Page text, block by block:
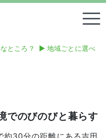
ところ？ ▶︎ 地域ごとに選べ
でのびのびと暮らす
約30分の距離にある吉田